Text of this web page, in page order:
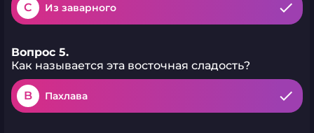
C Из заварного
Вопрос 5.
Как называется эта восточная сладость?
B Пахлава